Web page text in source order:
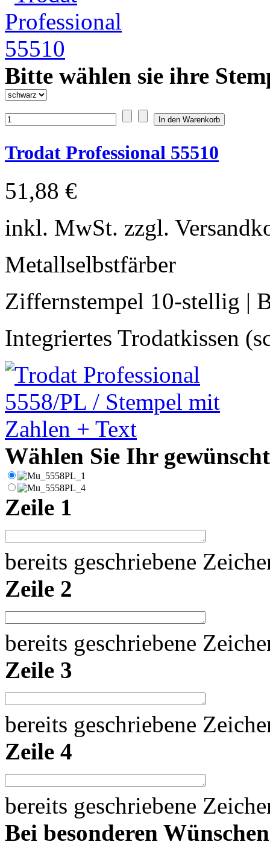
Bitte wählen sie ihre
Trodat Professional 55510
51,88 €
inkl. MwSt. zzgl.
Metallselbstfärber
Ziffernstempel 10-stellig |
Integriertes Trodatkissen
Wählen Sie Ihr
Zeile 1
bereits geschriebene
Zeile 2
bereits geschriebene
Zeile 3
bereits geschriebene
Zeile 4
bereits geschriebene
Bei besonderen